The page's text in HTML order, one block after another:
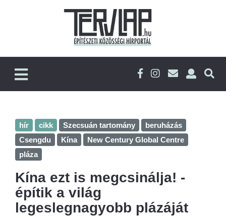
hír cikk Szecsuán tartomány
beruházás
Csengdu
Kína
New Century Global Centre
pláza
Kína ezt is megcsinálja! -
építik a világ
legeslegnagyobb plázáját